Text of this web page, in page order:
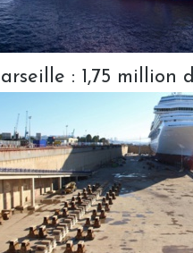
: 1,75 million